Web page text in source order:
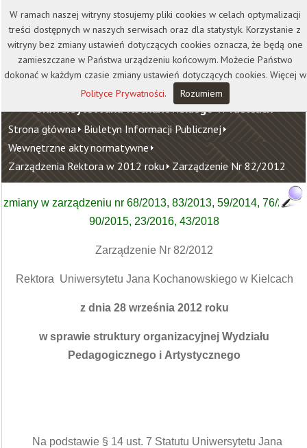
Kontakt Biblioteka
Wydawnictwo
Wirtualna Uczelnia
Uniwersytet Jana Kochanowskiego w Kielcach
Strona główna Biuletyn Informacji Publicznej
Wewnętrzne akty normatywne
Zarządzenia Rektora w 2012 roku Zarządzenie Nr 82/2012
zmiany w zarządzeniu nr 68/2013, 83/2013, 59/2014, 76/2014,
90/2015, 23/2016, 43/2018
Zarządzenie Nr 82/2012
Rektora Uniwersytetu Jana Kochanowskiego w Kielcach
z dnia 28 września 2012 roku
w sprawie struktury organizacyjnej Wydziału
Pedagogicznego i Artystycznego
Na podstawie § 14 ust. 7 Statutu Uniwersytetu Jana
W ramach naszej witryny stosujemy pliki cookies w celach optymalizacji
treści dostępnych w naszych serwisach oraz dla statystyk. Korzystanie z
witryny bez zmiany ustawień dotyczących cookies oznacza, że będą one
zamieszczane w Państwa urządzeniu końcowym. Możecie Państwo
dokonać w każdym czasie zmiany ustawień dotyczących cookies. Więcej w
Polityce Prywatności. Rozumiem